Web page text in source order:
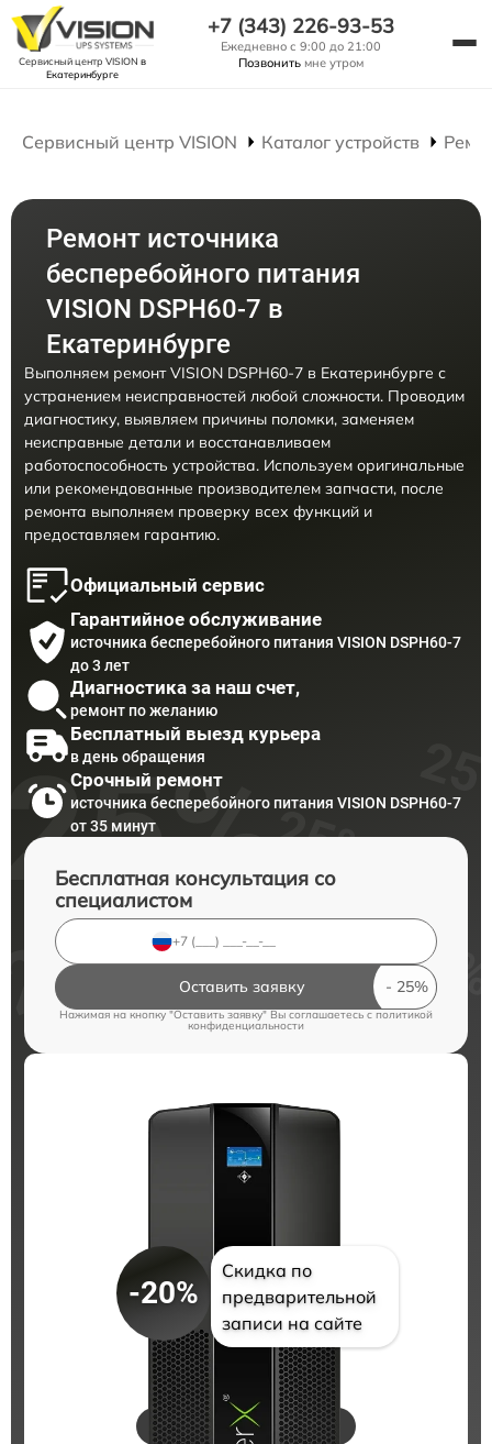
Сервисный центр VISION в
Екатеринбурге
+7 (343) 226-93-53
Ежедневно с 9:00 до 21:00
Позвонить мне утром
Сервисный центр VISION Каталог устройств
Ремонт источника
бесперебойного питания
VISION DSPH60-7 в
Екатеринбурге
Выполняем ремонт VISION DSPH60-7 в Екатеринбурге с
устранением неисправностей любой сложности. Проводим
диагностику, выявляем причины поломки, заменяем
неисправные детали и восстанавливаем
работоспособность устройства. Используем оригинальные
или рекомендованные производителем запчасти, после
ремонта выполняем проверку всех функций и
предоставляем гарантию.
Официальный сервис
Гарантийное обслуживание
источника бесперебойного питания VISION DSPH60-7
до 3 лет
Диагностика за наш счет,
ремонт по желанию
Бесплатный выезд курьера
в день обращения
Срочный ремонт
источника бесперебойного питания VISION DSPH60-7
от 35 минут
Бесплатная консультация со
специалистом
Оставить заявку
Нажимая на кнопку "Оставить заявку" Вы соглашаетесь cполитикой
конфиденциальности
-20%
Скидка по
предварительной
записи на сайте
Цены на ремонт